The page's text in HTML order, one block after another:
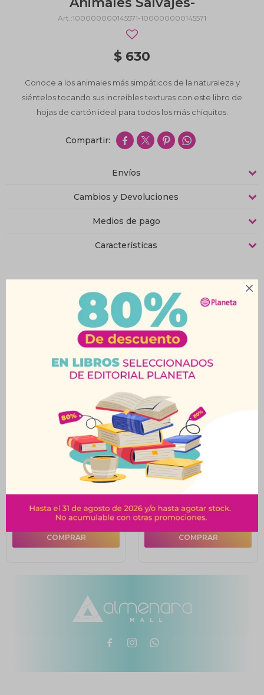

100000000145571-100000000145571
$ 630
Conoce a los animales más simpáticos de la naturaleza y
siéntelos tocando sus increíbles texturas con este libro de
hojas de cartón ideal para todos los más chiquitos.
   
Envíos
Cambios y Devoluciones
Medios de pago
Características
Productos que te pueden interesar
Mi Primer Libro De
Deportes-
$ 249
Dinosaurios Del
Mundo-
$ 550
  